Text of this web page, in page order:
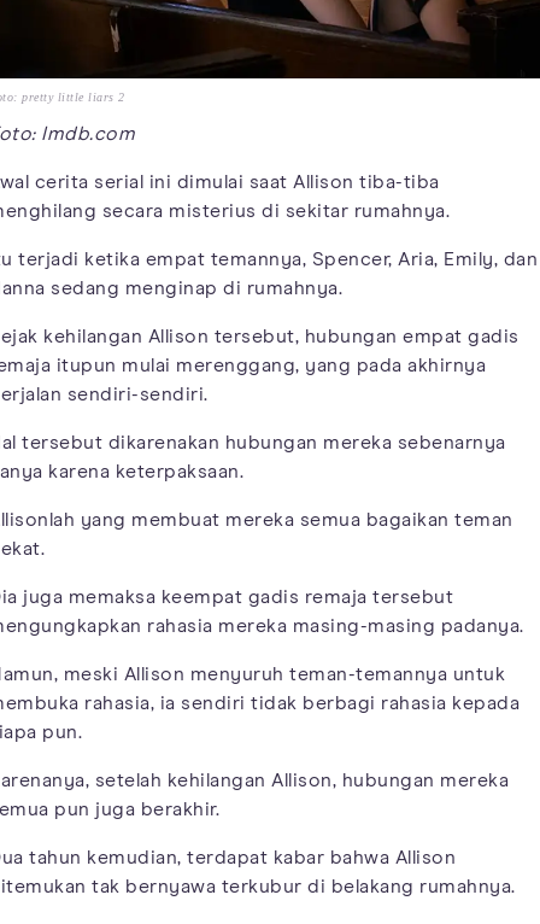
pretty little liars 2
Imdb.com
cerita serial ini dimulai saat Allison tiba-tiba
secara misterius di sekitar rumahnya.
terjadi ketika empat temannya, Spencer, Aria, Emily, dan
sedang menginap di rumahnya.
kehilangan Allison tersebut, hubungan empat gadis
itupun mulai merenggang, yang pada akhirnya
sendiri-sendiri.
tersebut dikarenakan hubungan mereka sebenarnya
karena keterpaksaan.
yang membuat mereka semua bagaikan teman
juga memaksa keempat gadis remaja tersebut
rahasia mereka masing-masing padanya.
meski Allison menyuruh teman-temannya untuk
rahasia, ia sendiri tidak berbagi rahasia kepada
pun.
setelah kehilangan Allison, hubungan mereka
pun juga berakhir.
tahun kemudian, terdapat kabar bahwa Allison
tak bernyawa terkubur di belakang rumahnya.